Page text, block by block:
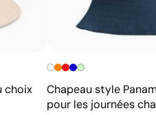
choix
Chapeau style
pour les journées